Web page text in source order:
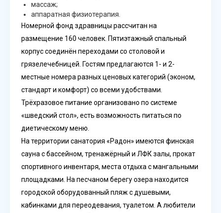
массаж;
аппаратная физиотерапия.
Номерной фонд здравницы рассчитан на
размещение 160 человек. Пятиэтажный спальный
корпус соединён переходами со столовой и
грязелечебницей. Гостям предлагаются 1- и 2-
местные номера разных ценовых категорий (эконом,
стандарт и комфорт) со всеми удобствами.
Трёхразовое питание организовано по системе
«шведский стол», есть возможность питаться по
диетическому меню.
На территории санатория «Радон» имеются финская
сауна с бассейном, тренажёрный и ЛФК залы, прокат
спортивного инвентаря, места отдыха с мангальными
площадками. На песчаном берегу озера находится
городской оборудованный пляж с душевыми,
кабинками для переодевания, туалетом. А любители